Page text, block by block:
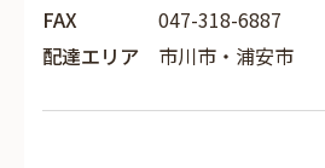
FAX
047-318-6887
配達エリア
市川市・浦安市